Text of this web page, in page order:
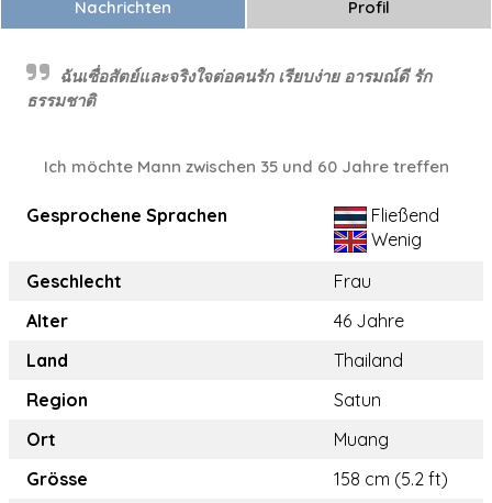
Nachrichten Profil
ฉันเซื่อสัตย์และจริงใจต่อคนรัก เรียบง่าย อารมณ์ดี รัก
ธรรมชาติ
Ich möchte Mann zwischen 35 und 60 Jahre treffen
Gesprochene Sprachen
Fließend
Wenig
Geschlecht
Frau
Alter
46 Jahre
Land
Thailand
Region
Satun
Ort
Muang
Grösse
158 cm (5.2 ft)